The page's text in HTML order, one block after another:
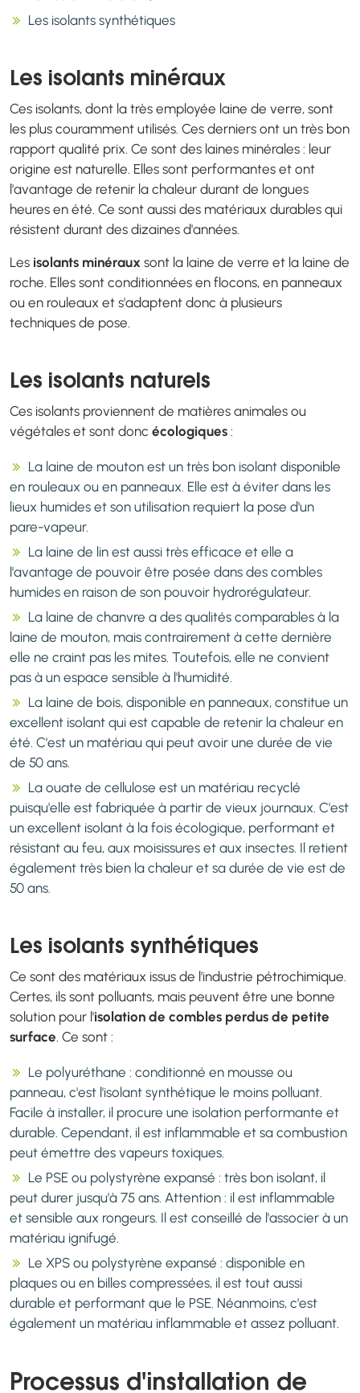
Les isolants synthétiques
Les isolants minéraux
Ces isolants, dont la très employée laine de verre, sont
les plus couramment utilisés. Ces derniers ont un très bon
rapport qualité prix. Ce sont des laines minérales : leur
origine est naturelle. Elles sont performantes et ont
l'avantage de retenir la chaleur durant de longues
heures en été. Ce sont aussi des matériaux durables qui
résistent durant des dizaines d'années.
Les isolants minéraux sont la laine de verre et la laine de
roche. Elles sont conditionnées en flocons, en panneaux
ou en rouleaux et s'adaptent donc à plusieurs
techniques de pose.
Les isolants naturels
Ces isolants proviennent de matières animales ou
végétales et sont donc écologiques :
La laine de mouton est un très bon isolant disponible
en rouleaux ou en panneaux. Elle est à éviter dans les
lieux humides et son utilisation requiert la pose d'un
pare-vapeur.
La laine de lin est aussi très efficace et elle a
l'avantage de pouvoir être posée dans des combles
humides en raison de son pouvoir hydrorégulateur.
La laine de chanvre a des qualités comparables à la
laine de mouton, mais contrairement à cette dernière
elle ne craint pas les mites. Toutefois, elle ne convient
pas à un espace sensible à l'humidité.
La laine de bois, disponible en panneaux, constitue un
excellent isolant qui est capable de retenir la chaleur en
été. C'est un matériau qui peut avoir une durée de vie
de 50 ans.
La ouate de cellulose est un matériau recyclé
puisqu'elle est fabriquée à partir de vieux journaux. C'est
un excellent isolant à la fois écologique, performant et
résistant au feu, aux moisissures et aux insectes. Il retient
également très bien la chaleur et sa durée de vie est de
50 ans.
Les isolants synthétiques
Ce sont des matériaux issus de l'industrie pétrochimique.
Certes, ils sont polluants, mais peuvent être une bonne
solution pour l'isolation de combles perdus de petite
surface. Ce sont :
Le polyuréthane : conditionné en mousse ou
panneau, c'est l'isolant synthétique le moins polluant.
Facile à installer, il procure une isolation performante et
durable. Cependant, il est inflammable et sa combustion
peut émettre des vapeurs toxiques.
Le PSE ou polystyrène expansé : très bon isolant, il
peut durer jusqu'à 75 ans. Attention : il est inflammable
et sensible aux rongeurs. Il est conseillé de l'associer à un
matériau ignifugé.
Le XPS ou polystyrène expansé : disponible en
plaques ou en billes compressées, il est tout aussi
durable et performant que le PSE. Néanmoins, c'est
également un matériau inflammable et assez polluant.
Processus d'installation de